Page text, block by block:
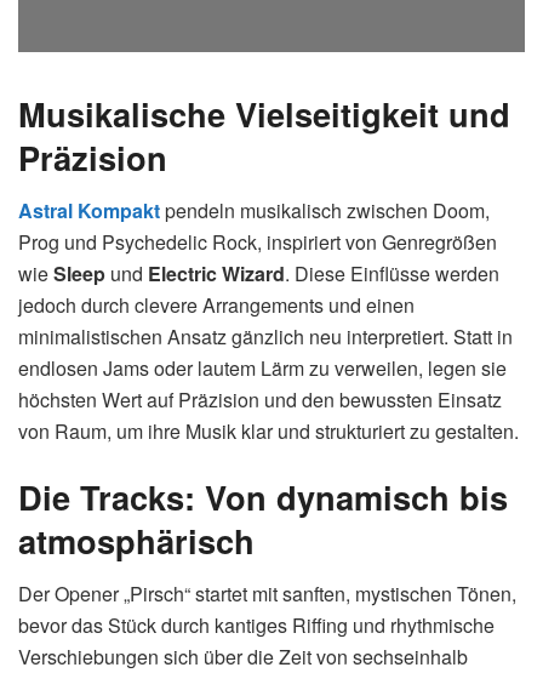
Musikalische Vielseitigkeit und
Präzision
Astral Kompaktpendeln musikalisch zwischen Doom,
Prog und Psychedelic Rock, inspiriert von Genregrößen
wieSleep und Electric Wizard. Diese Einflüsse werden
jedoch durch clevere Arrangements und einen
minimalistischen Ansatz gänzlich neu interpretiert. Statt in
endlosen Jams oder lautem Lärm zu verweilen, legen sie
höchsten Wert auf Präzision und den bewussten Einsatz
von Raum, um ihre Musik klar und strukturiert zu gestalten.
Die Tracks: Von dynamisch bis
atmosphärisch
Der Opener „Pirsch“ startet mit sanften, mystischen Tönen,
bevor das Stück durch kantiges Riffing und rhythmische
Verschiebungen sich über die Zeit von sechseinhalb